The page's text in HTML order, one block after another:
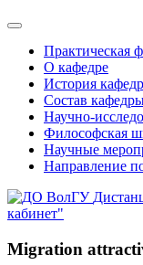
Практическая
О кафедре
История
Состав
Научно-
Философская
Научные
Направление
кабинет"
Migration